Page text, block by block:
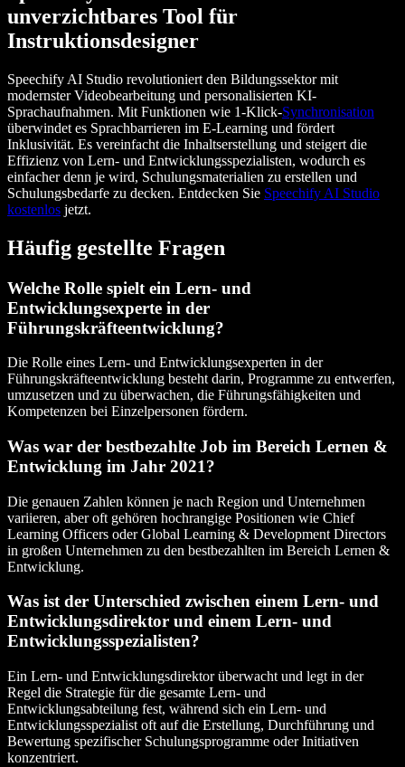
unverzichtbares Tool für
Instruktionsdesigner
Speechify AI Studio revolutioniert den Bildungssektor mit
modernster Videobearbeitung und personalisierten KI-
Sprachaufnahmen. Mit Funktionen wie 1-Klick-Synchronisation
überwindet es Sprachbarrieren im E-Learning und fördert
Inklusivität. Es vereinfacht die Inhaltserstellung und steigert die
Effizienz von Lern- und Entwicklungsspezialisten, wodurch es
einfacher denn je wird, Schulungsmaterialien zu erstellen und
Schulungsbedarfe zu decken. Entdecken Sie Speechify AI Studio
kostenlos jetzt.
Häufig gestellte Fragen
Welche Rolle spielt ein Lern- und
Entwicklungsexperte in der
Führungskräfteentwicklung?
Die Rolle eines Lern- und Entwicklungsexperten in der
Führungskräfteentwicklung besteht darin, Programme zu entwerfen,
umzusetzen und zu überwachen, die Führungsfähigkeiten und
Kompetenzen bei Einzelpersonen fördern.
Was war der bestbezahlte Job im Bereich Lernen &
Entwicklung im Jahr 2021?
Die genauen Zahlen können je nach Region und Unternehmen
variieren, aber oft gehören hochrangige Positionen wie Chief
Learning Officers oder Global Learning & Development Directors
in großen Unternehmen zu den bestbezahlten im Bereich Lernen &
Entwicklung.
Was ist der Unterschied zwischen einem Lern- und
Entwicklungsdirektor und einem Lern- und
Entwicklungsspezialisten?
Ein Lern- und Entwicklungsdirektor überwacht und legt in der
Regel die Strategie für die gesamte Lern- und
Entwicklungsabteilung fest, während sich ein Lern- und
Entwicklungsspezialist oft auf die Erstellung, Durchführung und
Bewertung spezifischer Schulungsprogramme oder Initiativen
konzentriert.